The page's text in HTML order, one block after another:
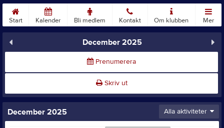
Start Kalender Bli medlem Kontakt Om klubben Mer
December 2025
Prenumerera
Skriv ut
December 2025 Alla aktiviteter